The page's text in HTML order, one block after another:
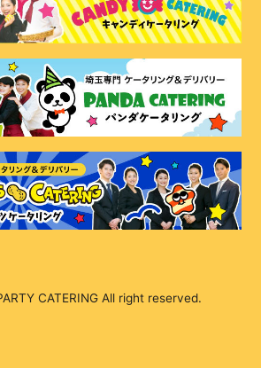
CATERING All right reserved.